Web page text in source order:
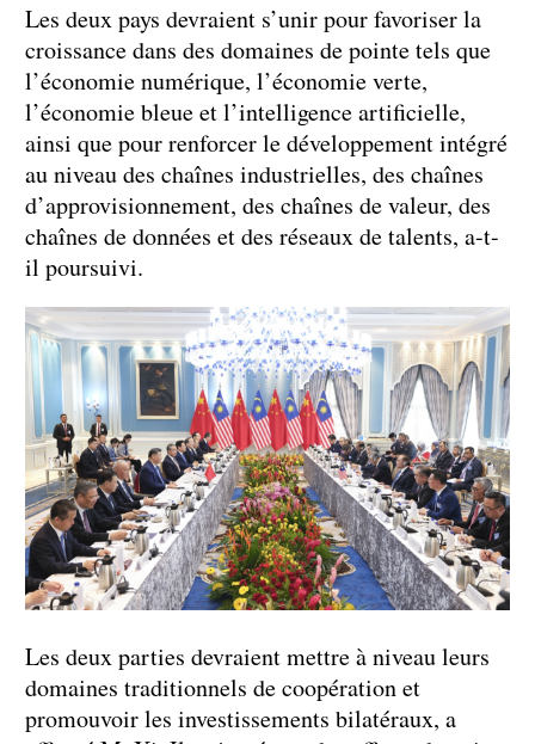
Les deux pays devraient s’unir pour favoriser la
croissance dans des domaines de pointe tels que
l’économie numérique, l’économie verte,
l’économie bleue et l’intelligence artificielle,
ainsi que pour renforcer le développement intégré
au niveau des chaînes industrielles, des chaînes
d’approvisionnement, des chaînes de valeur, des
chaînes de données et des réseaux de talents, a-t-
il poursuivi.
Les deux parties devraient mettre à niveau leurs
domaines traditionnels de coopération et
promouvoir les investissements bilatéraux, a